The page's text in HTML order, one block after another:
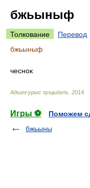
бжьыныф
Толкование
Перевод
бжьыныф
чеснок
Адыгэ-урыс гущыIалъ 2014
Игры ⚽
Поможем
бжьыны